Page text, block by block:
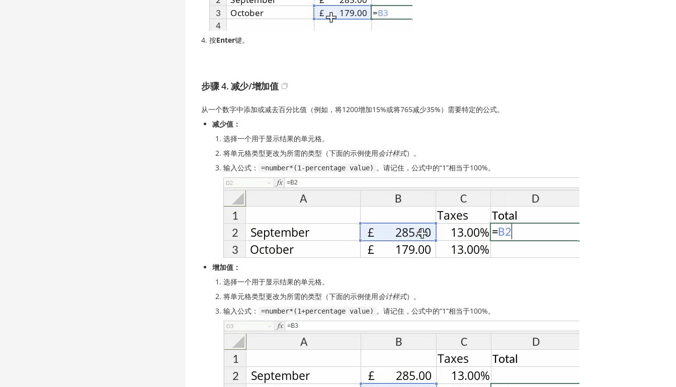
按Enter键。
步骤 4. 减少/增加值
从一个数字中添加或减去百分比值（例如，将1200增加15%或将765减少35%）需要特定的公式。
减少值：
选择一个用于显示结果的单元格。
将单元格类型更改为所需的类型（下面的示例使用会计样式）。
输入公式：
=number*(1-percentage value) 。请记住，公式中的“1”相当于100%。
增加值：
选择一个用于显示结果的单元格。
将单元格类型更改为所需的类型（下面的示例使用会计样式）。
输入公式：
=number*(1+percentage value) 。请记住，公式中的“1”相当于100%。